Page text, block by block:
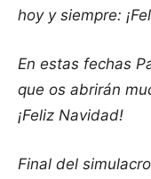
hoy y siempre:
En estas fechas
que os abrirán
¡Feliz Navidad!
Final del